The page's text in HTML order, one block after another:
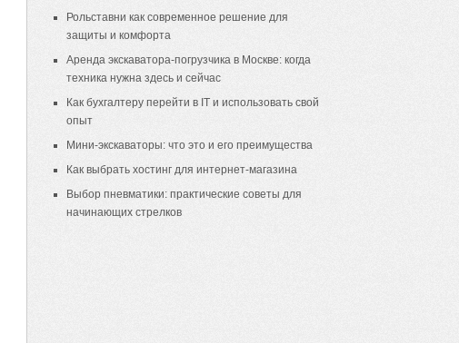
Рольставни как современное решение для
защиты и комфорта
Аренда экскаватора-погрузчика в Москве: когда
техника нужна здесь и сейчас
Как бухгалтеру перейти в IT и использовать свой
опыт
Мини-экскаваторы: что это и его преимущества
Как выбрать хостинг для интернет-магазина
Выбор пневматики: практические советы для
начинающих стрелков